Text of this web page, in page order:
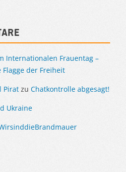
Internationalen Frauentag –
der Freiheit
Pirat zu Chatkontrolle abgesagt!
Ukraine